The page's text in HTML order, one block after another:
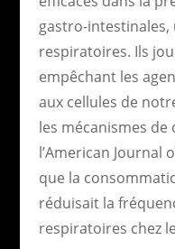
gastro-
respiratoires. Ils
empêchant les
aux cellules de
les mécanismes de
l’American
que la
réduisait la
respiratoires chez